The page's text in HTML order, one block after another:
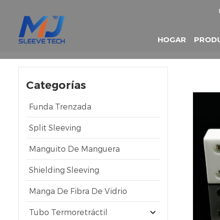
HOGAR
Categorías
Funda Trenzada
Split Sleeving
Manguito De Manguera
Shielding Sleeving
Manga De Fibra De Vidrio
Tubo Termoretráctil